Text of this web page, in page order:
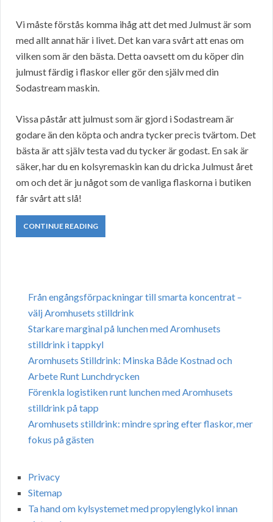
Vi måste förstås komma ihåg att det med Julmust är som
med allt annat här i livet. Det kan vara svårt att enas om
vilken som är den bästa. Detta oavsett om du köper din
julmust färdig i flaskor eller gör den själv med din
Sodastream maskin.
Vissa påstår att julmust som är gjord i Sodastream är
godare än den köpta och andra tycker precis tvärtom. Det
bästa är att själv testa vad du tycker är godast. En sak är
säker, har du en kolsyremaskin kan du dricka Julmust året
om och det är ju något som de vanliga flaskorna i butiken
får svårt att slå!
CONTINUE READING
Från engångsförpackningar till smarta koncentrat –
välj Aromhusets stilldrink
Starkare marginal på lunchen med Aromhusets
stilldrink i tappkyl
Aromhusets Stilldrink: Minska Både Kostnad och
Arbete Runt Lunchdrycken
Förenkla logistiken runt lunchen med Aromhusets
stilldrink på tapp
Aromhusets stilldrink: mindre spring efter flaskor, mer
fokus på gästen
Privacy
Sitemap
Ta hand om kylsystemet med propylenglykol innan